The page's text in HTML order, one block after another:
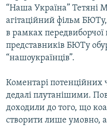
“Наша Україна” Тетяні
агітаційний фільм
в рамках передвиборчої
представників БЮТу
“нашоукраїнців”.
Коментарі потенційних
дедалі плутанішими.
доходили до того, що
створити лише умовно, а